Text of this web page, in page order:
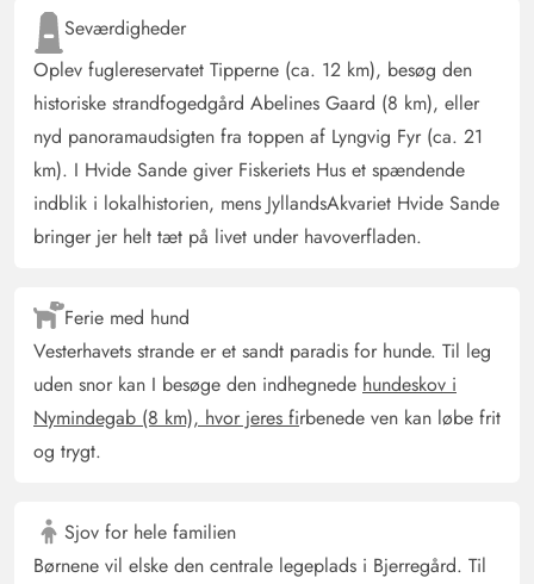
kunne godt lide opdelingen, værelserne er tilstrækkeligt
store. Alle mørklægningsmuligheder fungerer tiptop. For
hundeejere: terrassen(-eerne) er fuldstændigt lukkede og
inkluderer endda et lille stykke græsplæne. Top. Åh ja,
endda hundeskåle stilles til rådighed i dette hus :-)
Doris Schmidt-Oswald
Deutschland
4.5 ud af 5
4.5 out of 5
29/08/2025
Meget hyggeligt hus, fantastisk rumfordeling Vi følte os
meget hjemme
Anja Jørgensen
Danmark
og hunde. Et sted vi godt kunne overveje at tage hen
igen.
Seværdigheder
Oplev fuglereservatet Tipperne (ca. 12 km), besøg den
historiske strandfogedgård Abelines Gaard (8 km), eller
nyd panoramaudsigten fra toppen af Lyngvig Fyr (ca. 21
km). I Hvide Sande giver Fiskeriets Hus et spændende
indblik i lokalhistorien, mens JyllandsAkvariet Hvide Sande
bringer jer helt tæt på livet under havoverfladen.
Ferie med hund
Vesterhavets strande er et sandt paradis for hunde. Til leg
uden snor kan I besøge den indhegnede hundeskov i
Nymindegab (8 km), hvor jeres firbenede ven kan løbe frit
og trygt.
Sjov for hele familien
Børnene vil elske den centrale legeplads i Bjerregård. Til